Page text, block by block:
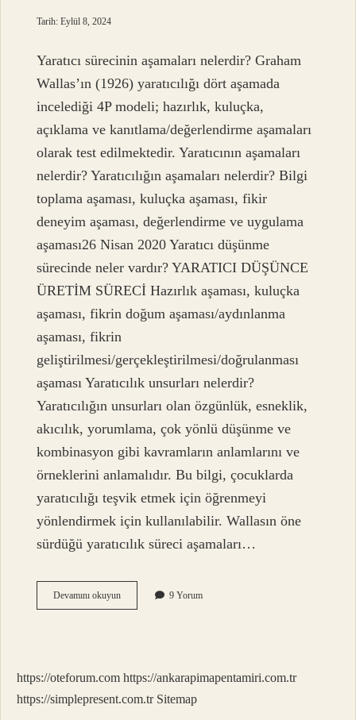
Tarih: Eylül 8, 2024
Yaratıcı sürecinin aşamaları nelerdir? Graham
Wallas’ın (1926) yaratıcılığı dört aşamada
incelediği 4P modeli; hazırlık, kuluçka,
açıklama ve kanıtlama/değerlendirme aşamaları
olarak test edilmektedir. Yaratıcının aşamaları
nelerdir? Yaratıcılığın aşamaları nelerdir? Bilgi
toplama aşaması, kuluçka aşaması, fikir
deneyim aşaması, değerlendirme ve uygulama
aşaması26 Nisan 2020 Yaratıcı düşünme
sürecinde neler vardır? YARATICI DÜŞÜNCE
ÜRETİM SÜRECİ Hazırlık aşaması, kuluçka
aşaması, fikrin doğum aşaması/aydınlanma
aşaması, fikrin
geliştirilmesi/gerçekleştirilmesi/doğrulanması
aşaması Yaratıcılık unsurları nelerdir?
Yaratıcılığın unsurları olan özgünlük, esneklik,
akıcılık, yorumlama, çok yönlü düşünme ve
kombinasyon gibi kavramların anlamlarını ve
örneklerini anlamalıdır. Bu bilgi, çocuklarda
yaratıcılığı teşvik etmek için öğrenmeyi
yönlendirmek için kullanılabilir. Wallasın öne
sürdüğü yaratıcılık süreci aşamaları…
Devamını okuyunWallas
In
Aşamaları
Nelerdir
9 Yorum
https://oteforum.com https://ankarapimapentamiri.com.tr
https://simplepresent.com.tr Sitemap